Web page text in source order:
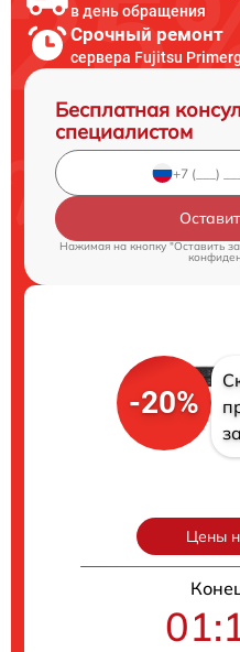
в день обращения
Срочный ремонт
сервера Fujitsu
Бесплатная
специалистом
Нажимая на кнопку "Оставить
-20%
Цены